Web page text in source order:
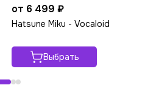
от 6 499 ₽
Hatsune Miku - Vocaloid
Выбрать